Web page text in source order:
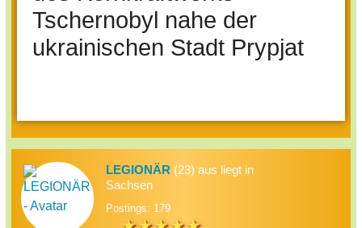
Tschernobyl nahe der
ukrainischen Stadt Prypjat
LEGIONÄR (23) aus liegt in
Sachsen
Postings: 179